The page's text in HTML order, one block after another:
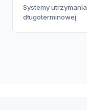
Systemy
długoterminowej